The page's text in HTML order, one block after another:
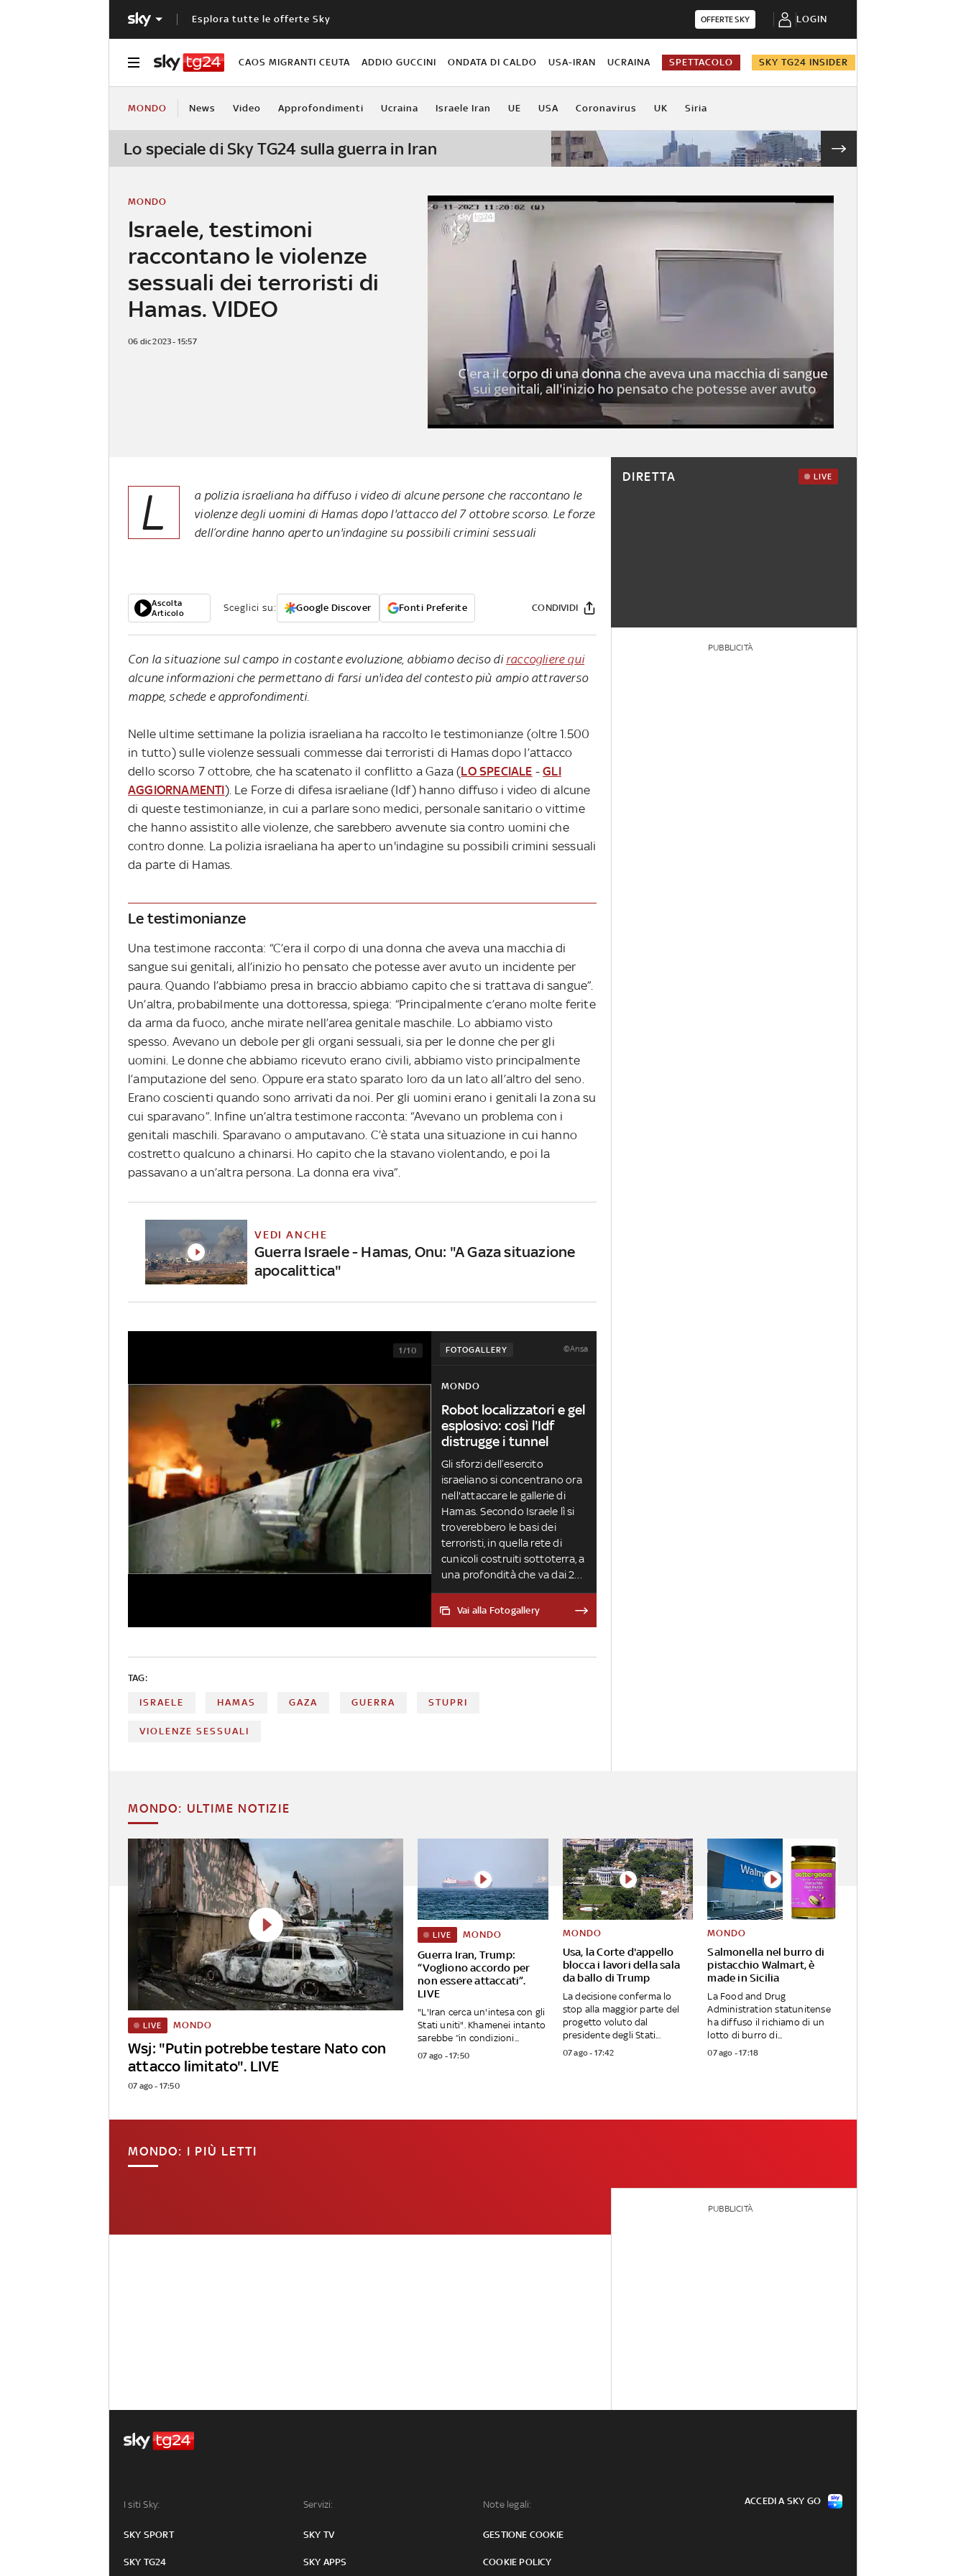
Esplora tutte le offerte Sky OFFERTE SKY LOGIN
CAOS MIGRANTI CEUTA ADDIO GUCCINI ONDATA DI CALDO USA-IRAN UCRAINA SPETTACOLO SKY TG24 INSIDER
MONDO News Video Approfondimenti Ucraina Israele Iran UE USA Coronavirus UK Siria
Lo speciale di Sky TG24 sulla guerra in Iran
Israele, testimoni
raccontano le violenze
sessuali dei terroristi di
Hamas. VIDEO
MONDO
06 dic 2023 - 15:57
L
a polizia israeliana ha diffuso i video di alcune persone che raccontano le
violenze degli uomini di Hamas dopo l'attacco del 7 ottobre scorso. Le forze
dell’ordine hanno aperto un'indagine su possibili crimini sessuali
Ascolta
Articolo
Sceglici su: Google Discover Fonti Preferite CONDIVIDI
Con la situazione sul campo in costante evoluzione, abbiamo deciso di raccogliere qui
alcune informazioni che permettano di farsi un'idea del contesto più ampio attraverso
mappe, schede e approfondimenti.
Nelle ultime settimane la polizia israeliana ha raccolto le testimonianze (oltre 1.500
in tutto) sulle violenze sessuali commesse dai terroristi di Hamas dopo l’attacco
dello scorso 7 ottobre, che ha scatenato il conflitto a Gaza (LO SPECIALE -GLI
AGGIORNAMENTI). Le Forze di difesa israeliane (Idf) hanno diffuso i video di alcune
di queste testimonianze, in cui a parlare sono medici, personale sanitario o vittime
che hanno assistito alle violenze, che sarebbero avvenute sia contro uomini che
contro donne. La polizia israeliana ha aperto un'indagine su possibili crimini sessuali
da parte di Hamas.
Le testimonianze
Una testimone racconta: “C’era il corpo di una donna che aveva una macchia di
sangue sui genitali, all’inizio ho pensato che potesse aver avuto un incidente per
paura. Quando l’abbiamo presa in braccio abbiamo capito che si trattava di sangue”.
Un’altra, probabilmente una dottoressa, spiega: “Principalmente c’erano molte ferite
da arma da fuoco, anche mirate nell’area genitale maschile. Lo abbiamo visto
spesso. Avevano un debole per gli organi sessuali, sia per le donne che per gli
uomini. Le donne che abbiamo ricevuto erano civili, abbiamo visto principalmente
l’amputazione del seno. Oppure era stato sparato loro da un lato all’altro del seno.
Erano coscienti quando sono arrivati da noi. Per gli uomini erano i genitali la zona su
cui sparavano”. Infine un’altra testimone racconta: “Avevano un problema con i
genitali maschili. Sparavano o amputavano. C’è stata una situazione in cui hanno
costretto qualcuno a chinarsi. Ho capito che la stavano violentando, e poi la
passavano a un’altra persona. La donna era viva”.
VEDI ANCHE
Guerra Israele - Hamas, Onu: "A Gaza situazione
apocalittica"
FOTOGALLERY ©Ansa
1/10
MONDO
Robot localizzatori e gel
esplosivo: così l'Idf
distrugge i tunnel
Gli sforzi dell’esercito
israeliano si concentrano ora
nell'attaccare le gallerie di
Hamas. Secondo Israele lì si
troverebbero le basi dei
terroristi, in quella rete di
cunicoli costruiti sottoterra, a
una profondità che va dai 20
agli 80 metri circa. Tra pericoli,
nuove e vecchie tecnologie
Vai alla Fotogallery
TAG:
ISRAELE HAMAS GAZA GUERRA STUPRI
VIOLENZE SESSUALI
DIRETTA LIVE
PUBBLICITÀ
MONDO: ULTIME NOTIZIE
Wsj: "Putin potrebbe testare Nato con
attacco limitato". LIVE
LIVE MONDO
07 ago - 17:50
Guerra Iran, Trump:
“Vogliono accordo per
non essere attaccati”.
LIVE
LIVE MONDO
"L'Iran cerca un'intesa con gli
Stati uniti". Khamenei intanto
sarebbe “in condizioni...
07 ago - 17:50
Usa, la Corte d'appello
blocca i lavori della sala
da ballo di Trump
MONDO
La decisione conferma lo
stop alla maggior parte del
progetto voluto dal
presidente degli Stati...
07 ago - 17:42
Salmonella nel burro di
pistacchio Walmart, è
made in Sicilia
MONDO
La Food and Drug
Administration statunitense
ha diffuso il richiamo di un
lotto di burro di...
07 ago - 17:18
MONDO: I PIÙ LETTI
PUBBLICITÀ
I siti Sky:
SKY SPORT
SKY TG24
Servizi:
SKY TV
SKY APPS
Note legali:
GESTIONE COOKIE
COOKIE POLICY
ACCEDI A SKY GO